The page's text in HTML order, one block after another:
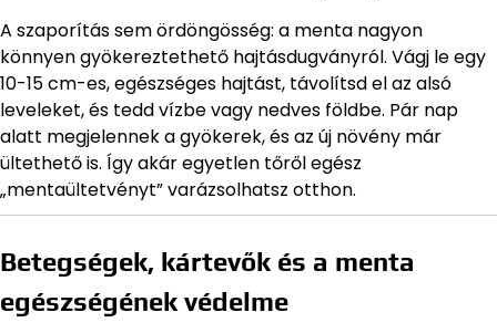
A szaporítás sem ördöngösség: a menta nagyon
könnyen gyökereztethető hajtásdugványról. Vágj le egy
10-15 cm-es, egészséges hajtást, távolítsd el az alsó
leveleket, és tedd vízbe vagy nedves földbe. Pár nap
alatt megjelennek a gyökerek, és az új növény már
ültethető is. Így akár egyetlen tőről egész
„mentaültetvényt” varázsolhatsz otthon.
Betegségek, kártevők és a menta
egészségének védelme